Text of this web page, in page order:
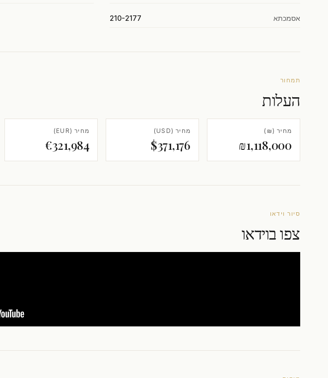
אסמכתא 210-2177
תמחור
העלות
מחיר (₪)
₪1,118,000
מחיר (USD)
$371,176
מחיר (EUR)
€321,984
סיור וידאו
צפו בוידאו